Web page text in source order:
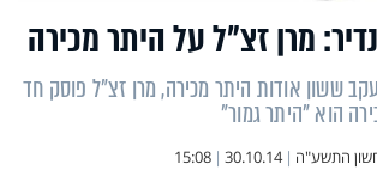
מרן זצ"ל על היתר מכירה
ששון אודות היתר מכירה, מרן זצ"ל פוסק חד
הוא "היתר גמור"
התשע"ה |
30.10.14
|
15:08